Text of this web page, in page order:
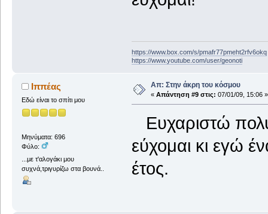
https://www.box.com/s/pmafr77pmeht2rfv6okq
https://www.youtube.com/user/geonoti
Ιππέας
Εδώ είναι το σπίτι μου
Μηνύματα: 696
Φύλο:
...με τ'αλογάκι μου
συχνά,τριγυρίζω στα βουνά..
Απ: Στην άκρη του κόσμου
« Απάντηση #9 στις: 07/01/09, 15:06 »
Ευχαριστώ
εύχομαι κι εγώ
έτος.